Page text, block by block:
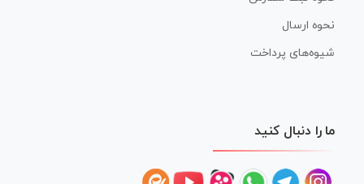
نحوه ارسال
شیوه‌های پرداخت
ما را دنبال کنید